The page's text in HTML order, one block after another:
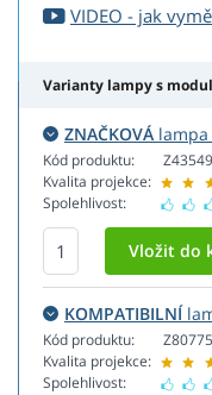
VIDEO - jak
Varianty lampy s
ZNAČKOVÁ
Kód produktu:
Kvalita projekce:
Spolehlivost:
KOMPATIBILNÍ
Kód produktu:
Kvalita projekce:
Spolehlivost: